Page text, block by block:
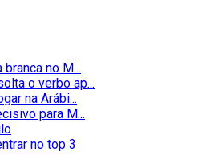
no M...
o verbo ap...
na Arábi...
para M...
no top 3